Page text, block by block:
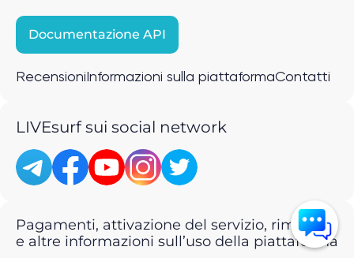
Documentazione API
Recensioni Informazioni sulla piattaformaContatti
LIVEsurf sui social network
Pagamenti, attivazione del servizio, rimborsi
e altre informazioni sull’uso della piattaforma